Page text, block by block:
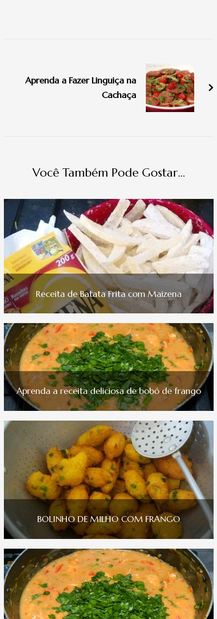
postAprenda a Fazer Linguiça na
Cachaça
Você Também Pode Gostar...
Receita de Batata Frita com Maizena
Aprenda a receita deliciosa de bobó de frango
BOLINHO DE MILHO COM FRANGO